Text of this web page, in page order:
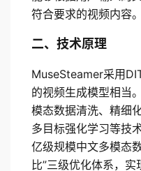
符合要求的视频内容。
二、技术原理
MuseSteamer采用
的视频生成模型相当
模态数据清洗、精细
多目标强化学习等技
亿级规模中文多模态
比”三级优化体系，